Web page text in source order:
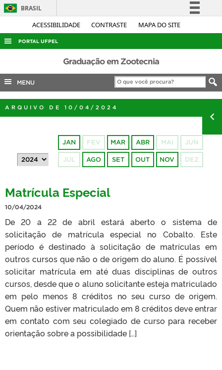
ACESSIBILIDADE CONTRASTE MAPA DO SITE
BRASIL
Simplifique!
Legislação
Canais
PORTAL UFPEL
ACESSO À INFORMAÇÃO
AUDITORIA
COBALTO
CONCURSOS
OUVIDORIA
TELEFONES
Graduação em Zootecnia
MENU
ARQUIVO DE 10/04/2024
JAN FEV MAR ABR MAI JUN
JUL AGO SET OUT NOV DEZ
Matrícula Especial
10/04/2024
De 20 a 22 de abril estará aberto o sistema de
solicitação de matrícula especial no Cobalto. Este
período é destinado à solicitação de matrículas em
outros cursos que não o de origem do aluno. É possível
solicitar matrícula em até duas disciplinas de outros
cursos, desde que o aluno solicitante esteja matriculado
em pelo menos 8 créditos no seu curso de origem.
Quem não estiver matriculado em 8 créditos deve entrar
em contato com seu colegiado de curso para receber
orientação sobre a possibilidade […]